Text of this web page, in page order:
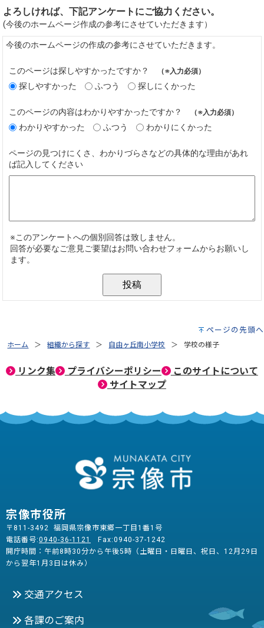
ページの先頭へ
ホーム 組織から探す 自由ヶ丘南小学校 学校の様子
リンク集 プライバシーポリシー
このサイトについて
サイトマップ
宗像市役所
〒811-3492 福岡県宗像市東郷一丁目1番1号
電話番号:0940-36-1121
Fax:0940-37-1242
開庁時間：午前8時30分から午後5時（土曜日・日曜日、祝日、12月29日
から翌年1月3日は休み）
交通アクセス
各課のご案内